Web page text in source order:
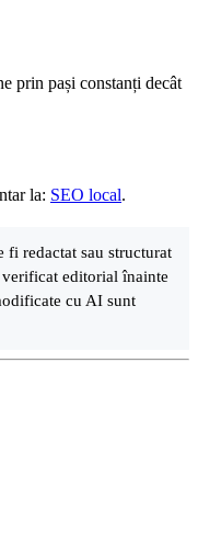
prin pași constanți decât
la: SEO local.
fi redactat sau structurat
editorial înainte
cu AI sunt